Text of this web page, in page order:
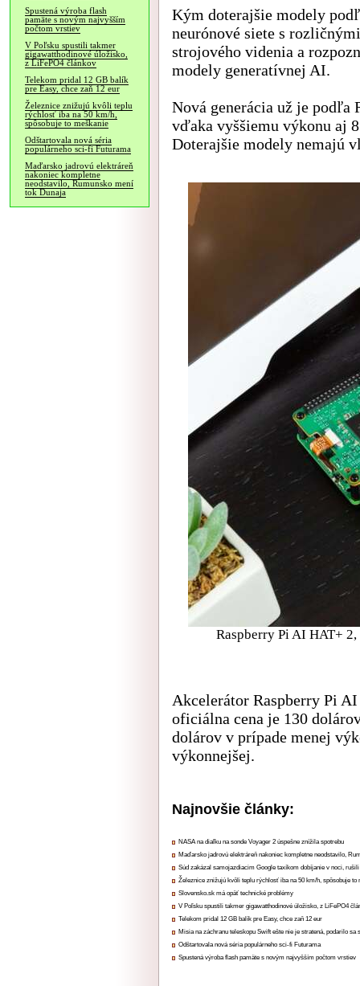
Spustená výroba flash
pamäte s novým najvyšším
počtom vrstiev
V Poľsku spustili takmer
gigawatthodinové úložisko,
z LiFePO4 článkov
Telekom pridal 12 GB balík
pre Easy, chce zaň 12 eur
Železnice znižujú kvôli teplu
rýchlosť iba na 50 km/h,
spôsobuje to meškanie
Odštartovala nová séria
populárneho sci-fi Futurama
Maďarsko jadrovú elektráreň
nakoniec kompletne
neodstavilo, Rumunsko mení
tok Dunaja
Kým doterajšie modely
neurónové siete s
strojového videnia a
modely generatívnej AI.
Nová generácia už je podľa
vďaka vyššiemu výkonu aj
Doterajšie modely nemajú
Raspberry Pi AI HAT+
Akcelerátor Raspberry Pi
oficiálna cena je 130
dolárov v prípade menej
výkonnejšej.
Najnovšie články:
NASA na diaľku na sonde Voyager 2 úspešne znížila spotrebu
Maďarsko jadrovú elektráreň nakoniec kompletne neodstavilo,
Súd zakázal samojazdiacim Google taxíkom dobíjanie v noci,
Železnice znižujú kvôli teplu rýchlosť iba na 50 km/h, spôsobuje to
Slovensko.sk má opäť technické problémy
V Poľsku spustili takmer gigawatthodinové úložisko, z LiFePO4
Telekom pridal 12 GB balík pre Easy, chce zaň 12 eur
Misia na záchranu teleskopu Swift ešte nie je stratená, podarilo sa
Odštartovala nová séria populárneho sci-fi Futurama
Spustená výroba flash pamäte s novým najvyšším počtom vrstiev